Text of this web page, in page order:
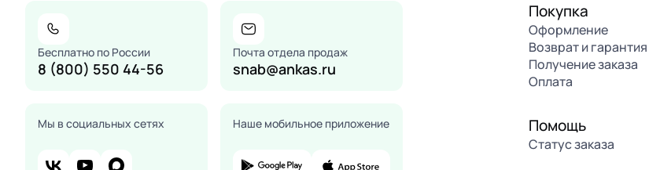
Бесплатно по России
8 (800) 550 44-56
Почта отдела продаж
snab@ankas.ru
Мы в социальных сетях Наше мобильное приложение
Покупка
Оформление
Возврат и гарантия
Получение заказа
Оплата
Помощь
Статус заказа